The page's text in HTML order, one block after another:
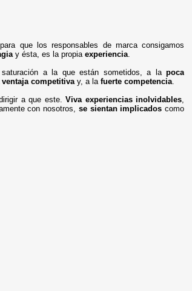
que los responsables de marca consigamos
y ésta, es la propiaexperiencia.
a la que están sometidos, a lapoca
competitivay, a lafuerte competencia.
a que este.Viva experiencias inolvidables,
con nosotros, se sientan implicados como